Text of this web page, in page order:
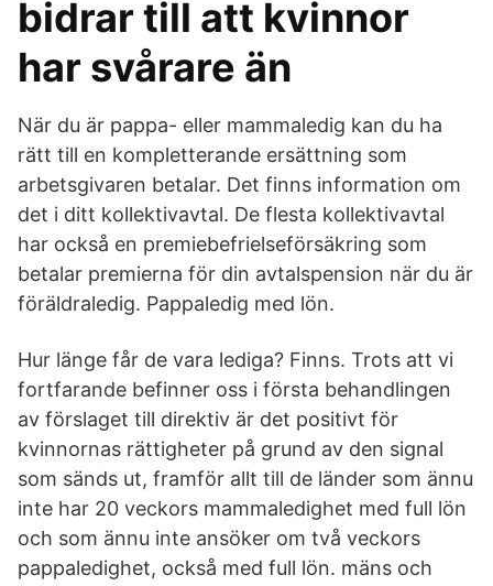
bidrar till att kvinnor
har svårare än
När du är pappa- eller mammaledig kan du ha
rätt till en kompletterande ersättning som
arbetsgivaren betalar. Det finns information om
det i ditt kollektivavtal. De flesta kollektivavtal
har också en premiebefrielseförsäkring som
betalar premierna för din avtalspension när du är
föräldraledig. Pappaledig med lön.
Hur länge får de vara lediga? Finns. Trots att vi
fortfarande befinner oss i första behandlingen
av förslaget till direktiv är det positivt för
kvinnornas rättigheter på grund av den signal
som sänds ut, framför allt till de länder som ännu
inte har 20 veckors mammaledighet med full lön
och som ännu inte ansöker om två veckors
pappaledighet, också med full lön. mäns och